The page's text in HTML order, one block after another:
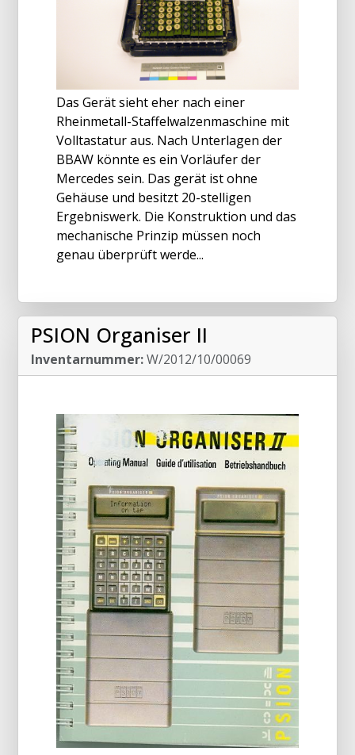
Das Gerät sieht eher nach einer
Rheinmetall-Staffelwalzenmaschine mit
Volltastatur aus. Nach Unterlagen der
BBAW könnte es ein Vorläufer der
Mercedes sein. Das gerät ist ohne
Gehäuse und besitzt 20-stelligen
Ergebniswerk. Die Konstruktion und das
mechanische Prinzip müssen noch
genau überprüft werde...
PSION Organiser II
Inventarnummer:W/2012/10/00069